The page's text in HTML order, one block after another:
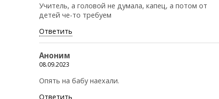
Учитель, а головой не думала, капец, а потом от
детей че-то требуем
Ответить
Аноним
08.09.2023
Опять на бабу наехали.
Ответить